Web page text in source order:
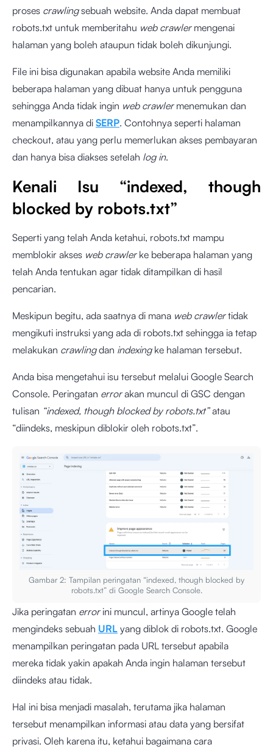
proses crawlingsebuah website. Anda dapat membuat
robots.txt untuk memberitahu web crawlermengenai
halaman yang boleh ataupun tidak boleh dikunjungi.
File ini bisa digunakan apabila website Anda memiliki
beberapa halaman yang dibuat hanya untuk pengguna
sehingga Anda tidak ingin web crawlermenemukan dan
menampilkannya di SERP. Contohnya seperti halaman
checkout, atau yang perlu memerlukan akses pembayaran
dan hanya bisa diakses setelah log in.
Kenali Isu “indexed, though
blocked by robots.txt”
Seperti yang telah Anda ketahui, robots.txt mampu
memblokir akses web crawlerke beberapa halaman yang
telah Anda tentukan agar tidak ditampilkan di hasil
pencarian.
Meskipun begitu, ada saatnya di mana web crawlertidak
mengikuti instruksi yang ada di robots.txt sehingga ia tetap
melakukan crawlingdan indexingke halaman tersebut.
Anda bisa mengetahui isu tersebut melalui Google Search
Console. Peringatan errorakan muncul di GSC dengan
tulisan “indexed, though blocked by robots.txt”atau
“diindeks, meskipun diblokir oleh robots.txt”.
Gambar 2: Tampilan peringatan “indexed, though blocked by
robots.txt” di Google Search Console.
Jika peringatan errorini muncul, artinya Google telah
mengindeks sebuah URL yang diblok di robots.txt. Google
menampilkan peringatan pada URL tersebut apabila
mereka tidak yakin apakah Anda ingin halaman tersebut
diindeks atau tidak.
Hal ini bisa menjadi masalah, terutama jika halaman
tersebut menampilkan informasi atau data yang bersifat
privasi. Oleh karena itu, ketahui bagaimana cara